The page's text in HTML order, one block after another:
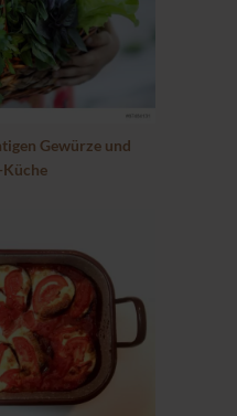
Gewürze und